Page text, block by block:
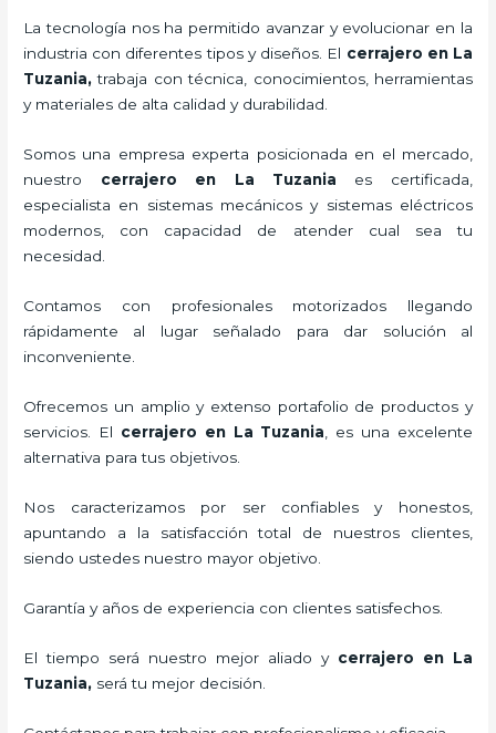
La tecnología nos ha permitido avanzar y evolucionar en la
industria con diferentes tipos y diseños. El cerrajero en La
Tuzania,trabaja con técnica, conocimientos, herramientas
y materiales de alta calidad y durabilidad.
Somos una empresa experta posicionada en el mercado,
nuestro cerrajero en La Tuzania es certificada,
especialista en sistemas mecánicos y sistemas eléctricos
modernos, con capacidad de atender cual sea tu
necesidad.
Contamos con profesionales motorizados llegando
rápidamente al lugar señalado para dar solución al
inconveniente.
Ofrecemos un amplio y extenso portafolio de productos y
servicios. El cerrajero en La Tuzania , es una excelente
alternativa para tus objetivos.
Nos caracterizamos por ser confiables y honestos,
apuntando a la satisfacción total de nuestros clientes,
siendo ustedes nuestro mayor objetivo.
Garantía y años de experiencia con clientes satisfechos.
El tiempo será nuestro mejor aliado y cerrajero en La
Tuzania, será tu mejor decisión.